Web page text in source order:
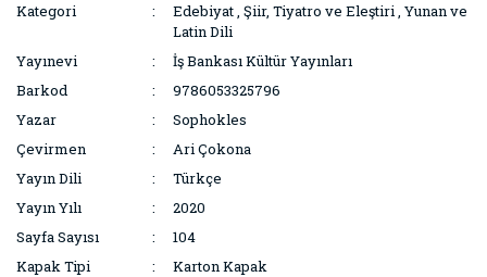
Kategori Edebiyat,Şiir, Tiyatro ve Eleştiri,Yunan ve
Latin Dili
Yayınevi
İş Bankası Kültür Yayınları
Barkod
9786053325796
Yazar
Sophokles
Çevirmen
Ari Çokona
Yayın Dili
Türkçe
Yayın Yılı
2020
Sayfa Sayısı
104
Kapak Tipi
Karton Kapak